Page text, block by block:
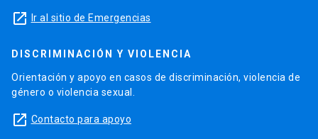
launch Ir al sitio de Emergencias
DISCRIMINACIÓN Y VIOLENCIA
Orientación y apoyo en casos de discriminación, violencia de
género o violencia sexual.
launch Contacto para apoyo